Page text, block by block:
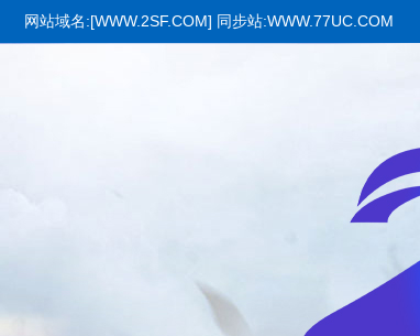
网站域名:[WWW.2SF.COM] 同步站:WWW.77UC.COM